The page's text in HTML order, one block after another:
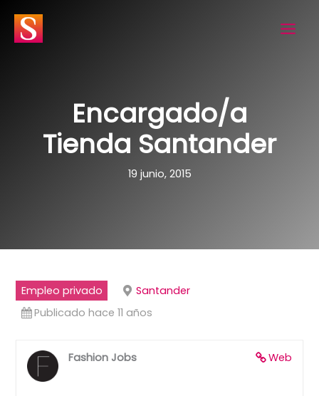
contenido
Encargado/a
Tienda Santander
19 junio, 2015
Empleo privado
Santander
Publicado hace 11 años
Web
Fashion Jobs